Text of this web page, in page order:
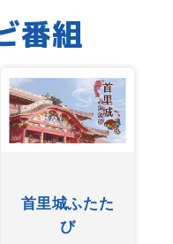
番組
首里城ふたた
び